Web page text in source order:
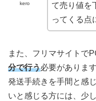
kero
て売り値を
ってくる点
また、フリマサイトで
分で行う必要がありま
発送手続きを手間と感
いと感じる方には、少